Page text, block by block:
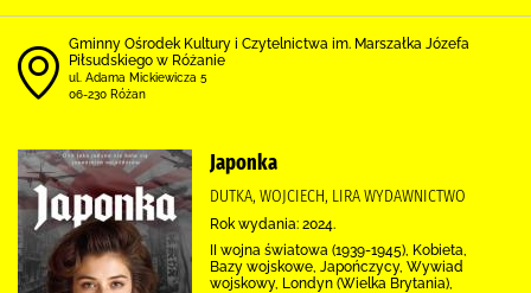
Gminny Ośrodek Kultury i Czytelnictwa im. Marszałka Józefa
Piłsudskiego w Różanie
ul. Adama Mickiewicza 5
06-230 Różan
Japonka
DUTKA, WOJCIECH, LIRA WYDAWNICTWO
Rok wydania: 2024.
II wojna światowa (1939-1945), Kobieta,
Bazy wojskowe, Japończycy, Wywiad
wojskowy, Londyn (Wielka Brytania),